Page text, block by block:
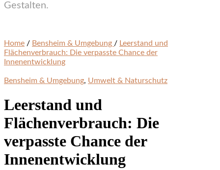
Gestalten.
Home / Bensheim & Umgebung / Leerstand und
Flächenverbrauch: Die verpasste Chance der
Innenentwicklung
Bensheim & Umgebung, Umwelt & Naturschutz
Leerstand und
Flächenverbrauch: Die
verpasste Chance der
Innenentwicklung